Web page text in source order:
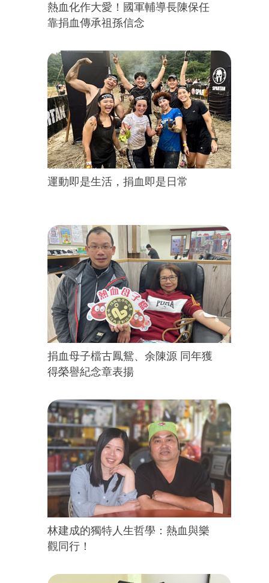
熱血化作大愛！國軍輔導長陳保任
靠捐血傳承祖孫信念
運動即是生活，捐血即是日常
捐血母子檔古鳳鴛、余陳源 同年獲
得榮譽紀念章表揚
林建成的獨特人生哲學：熱血與樂
觀同行！